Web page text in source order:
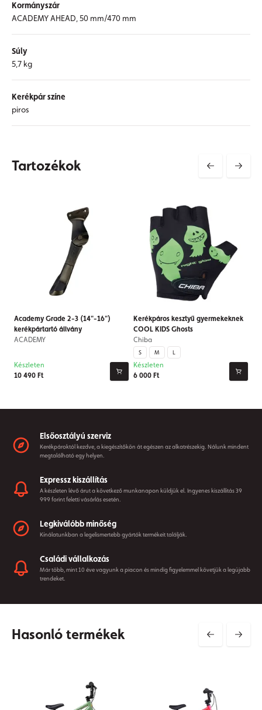
Kormányszár
ACADEMY AHEAD, 50 mm/470 mm
Súly
5,7 kg
Kerékpár színe
piros
Tartozékok
Academy Grade 2-3 (14"-16")
kerékpártartó állvány
ACADEMY
10 490 Ft
Készleten
Kerékpáros kesztyű gyermekeknek
COOL KIDS Ghosts
Chiba
S M L
6 000 Ft
Készleten
Elsőosztályú szerviz
Kerékpároktól kezdve, a kiegészítőkön át egészen az alkatrészekig. Nálunk mindent
megtalálható egy helyen.
Expressz kiszállítás
A készleten lévő árut a következő munkanapon küldjük el. Ingyenes kiszállítás 39
999 forint feletti vásárlás esetén.
Legkiválóbb minőség
Kínálatunkban a legelismertebb gyártók termékeit találják.
Családi vállalkozás
Már több, mint 10 éve vagyunk a piacon és mindig figyelemmel követjük a legújabb
trendeket.
Hasonló termékek